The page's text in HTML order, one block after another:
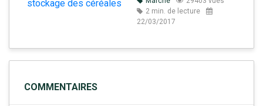
2 min. de lecture
22/03/2017
COMMENTAIRES